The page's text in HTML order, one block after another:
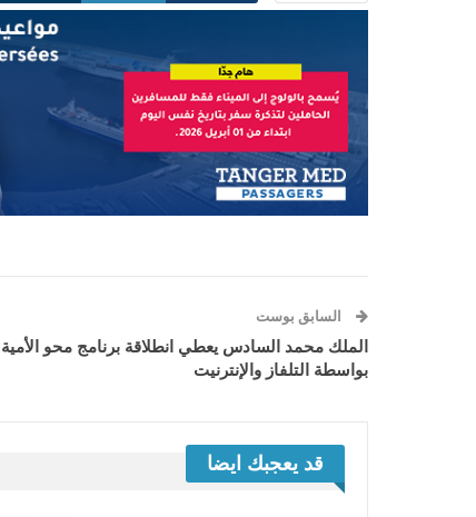
السابق بوست
الملك محمد السادس يعطي انطلاقة برنامج محو الأمية
بواسطة التلفاز والإنترنيت
قد يعجبك ايضا